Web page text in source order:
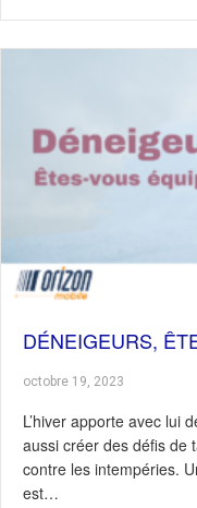
DÉNEIGEURS,
octobre 19, 2023
L’hiver apporte avec lui
aussi créer des défis de
contre les intempéries.
est…